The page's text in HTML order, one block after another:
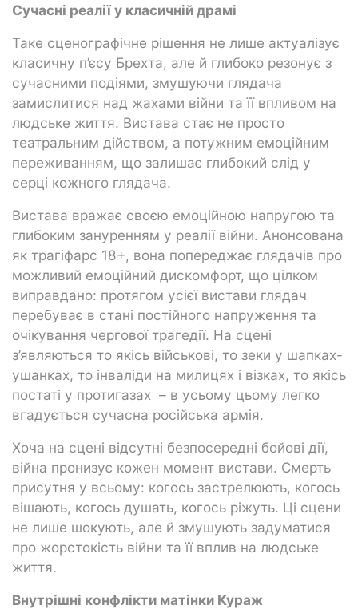
Сучасні реалії у класичній драмі
Таке сценографічне рішення не лише актуалізує
класичну п’єсу Брехта, але й глибоко резонує з
сучасними подіями, змушуючи глядача
замислитися над жахами війни та її впливом на
людське життя. Вистава стає не просто
театральним дійством, а потужним емоційним
переживанням, що залишає глибокий слід у
серці кожного глядача.
Вистава вражає своєю емоційною напругою та
глибоким зануренням у реалії війни. Анонсована
як трагіфарс 18+, вона попереджає глядачів про
можливий емоційний дискомфорт, що цілком
виправдано: протягом усієї вистави глядач
перебуває в стані постійного напруження та
очікування чергової трагедії. На сцені
з’являються то якісь військові, то зеки у шапках-
ушанках, то інваліди на милицях і візках, то якісь
постаті у протигазах – в усьому цьому легко
вгадується сучасна російська армія.
Хоча на сцені відсутні безпосередні бойові дії,
війна пронизує кожен момент вистави. Смерть
присутня у всьому: когось застрелюють, когось
вішають, когось душать, когось ріжуть. Ці сцени
не лише шокують, але й змушують задуматися
про жорстокість війни та її вплив на людське
життя.
Внутрішні конфлікти матінки Кураж